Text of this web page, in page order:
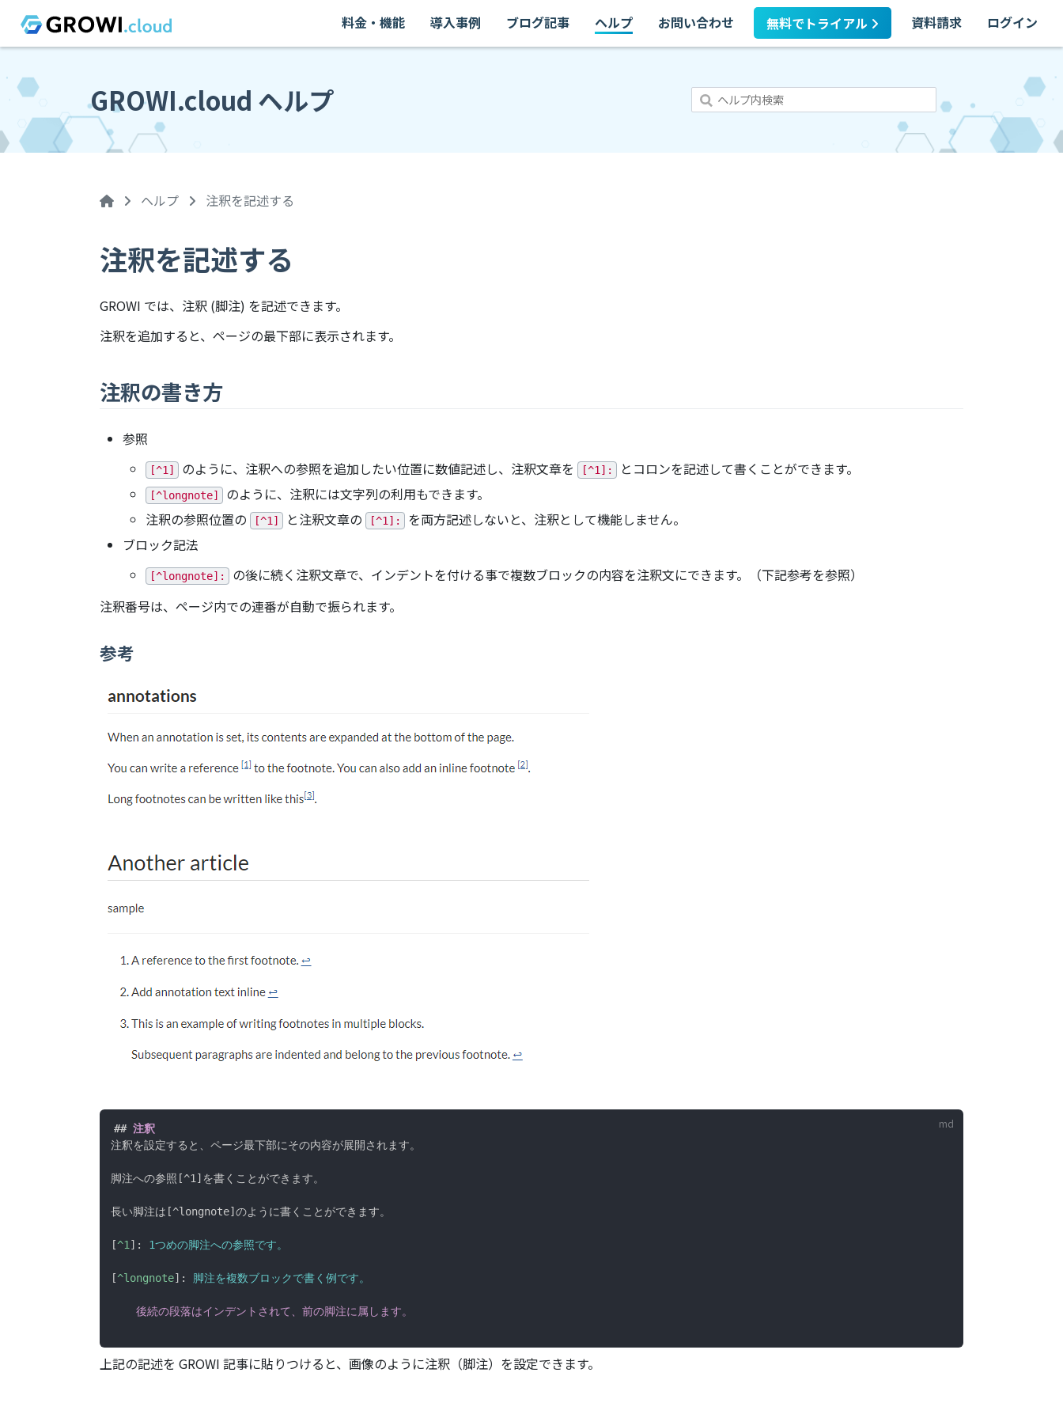
料金・機能 導入事例 ブログ記事 ヘルプ お問い合わせ 無料でトライアル 資料請求 ログイン
GROWI.cloud ヘルプ
ヘルプ 注釈を記述する
注釈を記述する
GROWI では、注釈 (脚注) を記述できます。
注釈を追加すると、ページの最下部に表示されます。
注釈の書き方
参照
[^1] のように、注釈への参照を追加したい位置に数値記述し、注釈文章を [^1]: とコロンを記述して書くことができます。
[^longnote] のように、注釈には文字列の利用もできます。
注釈の参照位置の
[^1] と注釈文章の [^1]: を両方記述しないと、注釈として機能しません。
ブロック記法
[^longnote]: の後に続く注釈文章で、インデントを付ける事で複数ブロックの内容を注釈文にできます。（下記参考を参照）
注釈番号は、ページ内での連番が自動で振られます。
参考
## 注釈
注釈を設定すると、ページ最下部にその内容が展開されます。
脚注への参照[^1]を書くことができます。
長い脚注は[^longnote]のように書くことができます。
[^1 ] : 1つめの脚注への参照です。
[^longnote] : 脚注を複数ブロックで書く例です。
    後続の段落はインデントされて、前の脚注に属します。
上記の記述を GROWI 記事に貼りつけると、画像のように注釈（脚注）を設定できます。